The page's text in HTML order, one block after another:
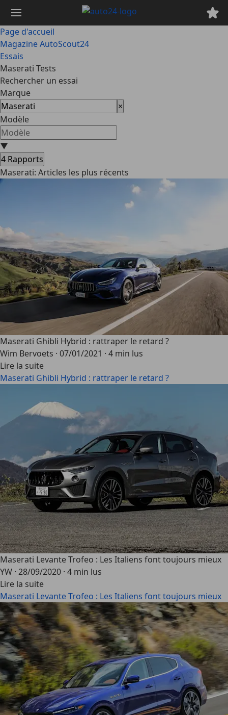
contenu
principal
Page d'accueil
Magazine AutoScout24
Essais
Maserati Tests
Rechercher un essai
Marque
×
Modèle
▼
4 Rapports
Maserati: Articles les plus récents
Maserati Ghibli Hybrid : rattraper le retard ?
Wim Bervoets · 07/01/2021 · 4 min lus
Lire la suite
Maserati Ghibli Hybrid : rattraper le retard ?
Maserati Levante Trofeo : Les Italiens font toujours mieux
YW · 28/09/2020 · 4 min lus
Lire la suite
Maserati Levante Trofeo : Les Italiens font toujours mieux